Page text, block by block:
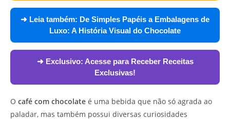
➜ Leia também: De Simples Papéis a Embalagens de
Luxo: A História Visual do Chocolate
➜ Exclusivo: Acesse para Receber Receitas
Exclusivas!
O café com chocolate é uma bebida que não só agrada ao
paladar, mas também possui diversas curiosidades